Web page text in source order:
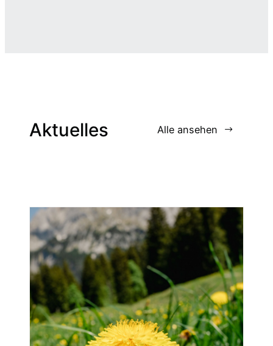
Aktuelles Alle ansehen